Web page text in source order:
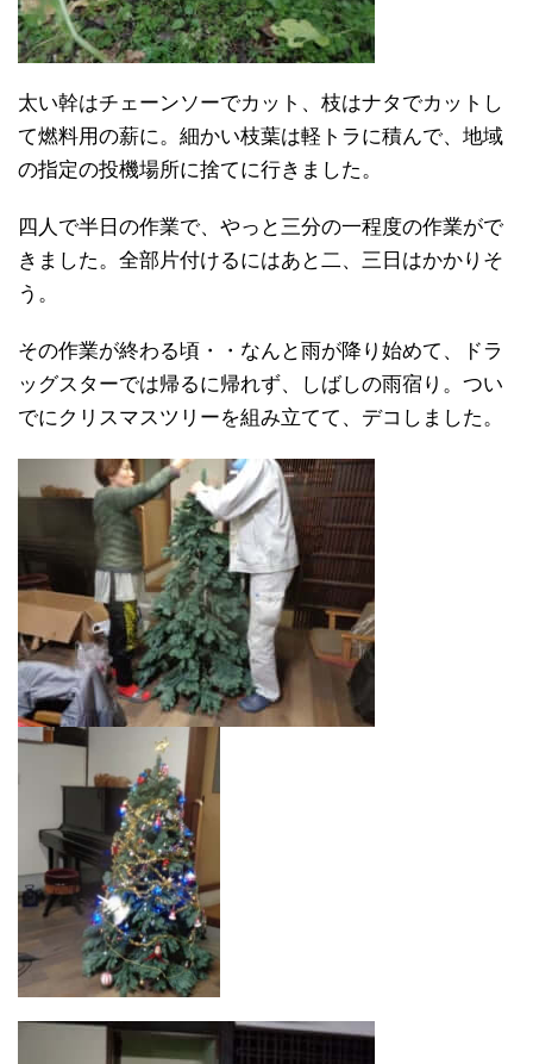
太い幹はチェーンソーでカット、枝はナタでカットし
て燃料用の薪に。細かい枝葉は軽トラに積んで、地域
の指定の投機場所に捨てに行きました。
四人で半日の作業で、やっと三分の一程度の作業がで
きました。全部片付けるにはあと二、三日はかかりそ
う。
その作業が終わる頃・・なんと雨が降り始めて、ドラ
ッグスターでは帰るに帰れず、しばしの雨宿り。つい
でにクリスマスツリーを組み立てて、デコしました。